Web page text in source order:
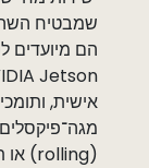
שמבטיח
(rolling) או תריס גלובלי (global).